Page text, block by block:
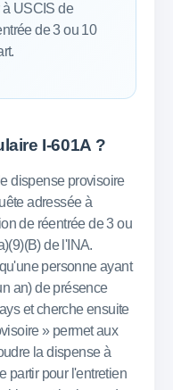
USCIS de
de 3 ou 10
I-601A ?
dispense provisoire
adressée à
de réentrée de 3 ou
de l'INA.
personne ayant
an) de présence
et cherche ensuite
» permet aux
la dispense à
partir pour l'entretien